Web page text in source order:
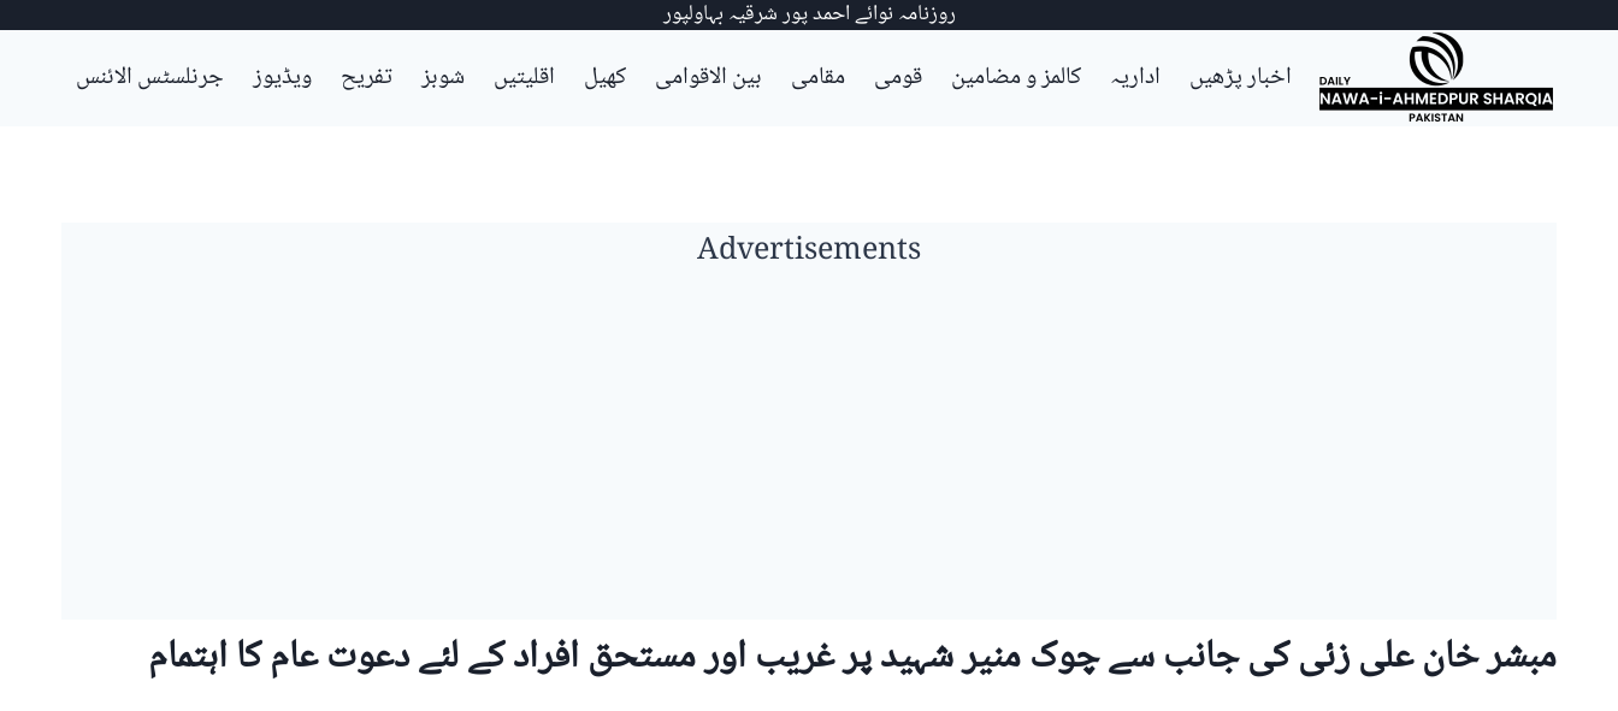
Skip
روزنامہ نوائے احمد پور شرقیہ بہاولپور
اخبار پڑھیں اداریہ کالمز و مضامین قومی مقامی بین الاقوامی کھیل اقلیتیں شوبز تفریح ویڈیوز جرنلسٹس الائنس
Advertisements
مبشر خان علی زئی کی جانب سے چوک منیر شہید پر غریب اور مستحق افراد کے لئے دعوت عام کا اہتمام